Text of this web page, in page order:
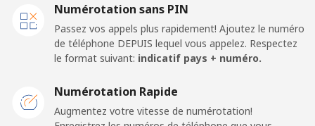
Ligne fixe
⁦199.5c⁩ 2 min pour ⁦$5⁩
San Marino
Numérotation sans PIN
Passez vos appels plus rapidement! Ajoutez le numéro
de téléphone DEPUIS lequel vous appelez. Respectez
le format suivant: indicatif pays + numéro.
Numérotation Rapide
Augmentez votre vitesse de numérotation!